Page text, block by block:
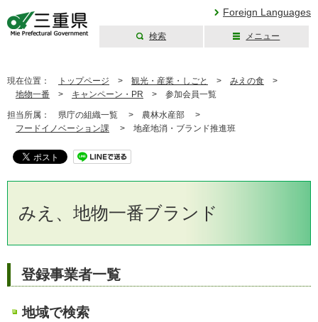
Foreign Languages
検索 メニュー
現在位置： トップページ > 観光・産業・しごと > みえの食 >
地物一番 > キャンペーン・PR > 参加会員一覧
担当所属： 県庁の組織一覧 > 農林水産部 >
フードイノベーション課 > 地産地消・ブランド推進班
みえ、地物一番ブランド
登録事業者一覧
地域で検索